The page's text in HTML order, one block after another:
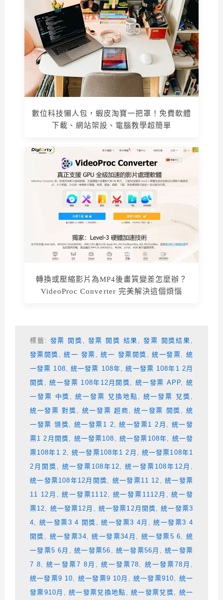
數位科技懶人包，蝦皮淘寶一把罩！免費軟體
下載、網站架設、電腦教學超簡單
轉換或壓縮影片為MP4後畫質變差怎麼辦？
VideoProc Converter 完美解決這個煩惱
標籤: 發票 開獎 , 發票 開獎 結果 ,發票 開獎結果 ,
發票開獎 ,統一 發票 ,統一 發票開獎 ,統一發票, 統
一發票 108,統一發票 108年,統一發票 108年1 2月
開獎 ,統一發票 108年12月開獎, 統一發票 APP, 統
一發票 中獎 ,統一發票 兌換地點 , 統一發票 兌獎 ,
統一發票 對獎 , 統一發票 超商,統一發票 開獎 , 統
一發票 領獎, 統一發票1 2,統一發票1 2月 , 統一發
票1 2月開獎, 統一發票108 , 統一發票108年, 統一發
票108年1 2,統一發票108年1 2月 , 統一發票108年1
2月開獎 , 統一發票108年12,統一發票108年12月 ,
統一發票108年12月開獎, 統一發票11 12 ,統一發票
11 12月 ,統一發票1112, 統一發票1112月 ,統一發
票12, 統一發票12月 , 統一發票12月開獎,統一發票3
4, 統一發票3 4 開獎 ,統一發票3 4月 ,統一發票3 4
開獎 , 統一發票34,統一發票34月 , 統一發票5 6, 統
一發票5 6月 ,統一發票56 , 統一發票56月 ,統一發票
7 8,統一發票7 8月 , 統一發票78, 統一發票78月 ,
統一發票9 10, 統一發票9 10月 ,統一發票910, 統一
發票910月 ,統一發票兌換地點 ,統一發票兌獎, 統一